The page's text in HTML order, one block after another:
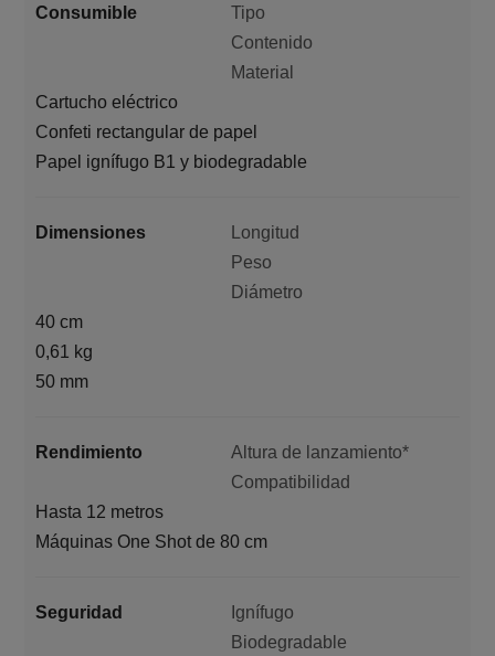
Consumible
Tipo
Contenido
Material
Cartucho eléctrico
Confeti rectangular de papel
Papel ignífugo B1 y biodegradable
Dimensiones
Longitud
Peso
Diámetro
40 cm
0,61 kg
50 mm
Rendimiento
Altura de lanzamiento*
Compatibilidad
Hasta 12 metros
Máquinas One Shot de 80 cm
Seguridad
Ignífugo
Biodegradable